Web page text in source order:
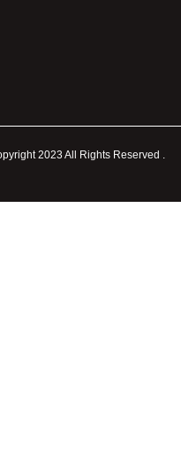
2023 All Rights Reserved .